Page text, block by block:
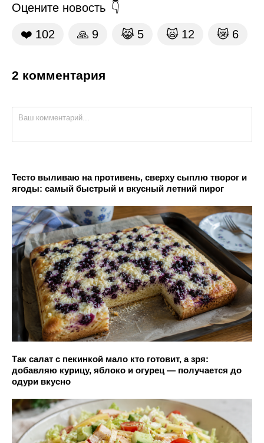
Оцените новость
❤️ 102 🙏 9 😹 5 🙀 12 😿 6
2 комментария
Тесто выливаю на противень, сверху сыплю творог и
ягоды: самый быстрый и вкусный летний пирог
Так салат с пекинкой мало кто готовит, а зря:
добавляю курицу, яблоко и огурец — получается до
одури вкусно